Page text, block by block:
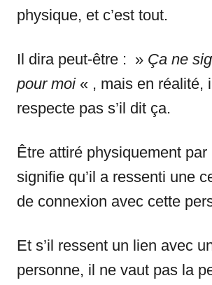
physique, et c’est tout.
Il dira peut-être : » Ça ne
pour moi« , mais en réalité,
respecte pas s’il dit ça.
Être attiré physiquement par
signifie qu’il a ressenti une
de connexion avec cette
Et s’il ressent un lien avec
personne, il ne vaut pas la